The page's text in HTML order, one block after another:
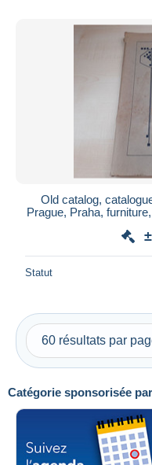
Uniquement en
Livraison gratuite
Méthodes de paiement
PayPal
Virement
iDeal
Maestro
Catégorie sponsorisée par
Old catalog,
Prague, Praha,
Statut